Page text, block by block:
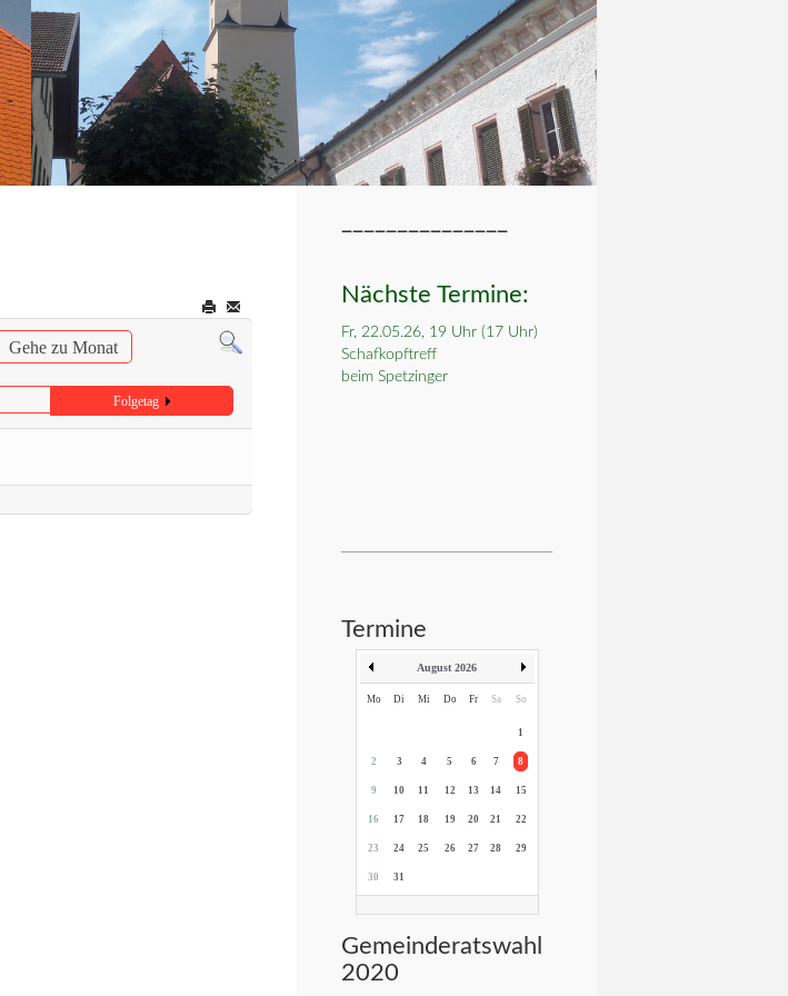
Gehe zu Monat
Folgetag
Nächste Termine:
Fr, 22.05.26, 19 Uhr (17 Uhr)
Schafkopftreff
beim Spetzinger
Termine
August 2026
Mo Di Mi Do Fr Sa So
1
2 3 4 5 6 7 8
9 10 11 12 13 14 15
16 17 18 19 20 21 22
23 24 25 26 27 28 29
30 31
Gemeinderatswahl
2020